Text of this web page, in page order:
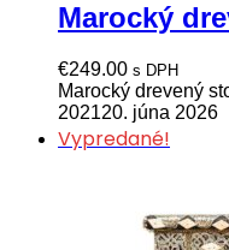
Marocký
€249.00 s DPH
Marocký drevený
202120. júna 2026
Vypredané!